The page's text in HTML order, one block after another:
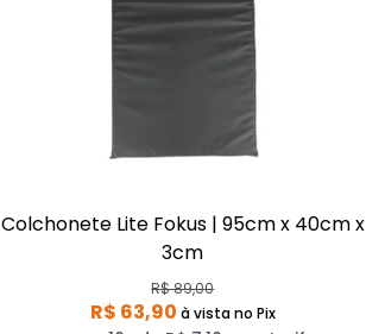
Colchonete Lite Fokus | 95cm x 40cm x
3cm
R$ 89,00
R$ 63,90 à vistano Pix